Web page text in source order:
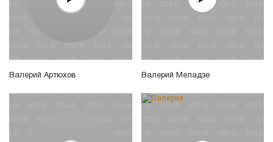
Валерий Артюхов Валерий Меладзе